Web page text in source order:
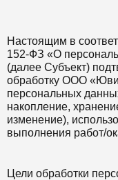
Настоящим в
152-ФЗ «О
(далее Субъект)
обработку ООО
персональных
накопление,
изменение),
выполнения работ/
Цели обработки